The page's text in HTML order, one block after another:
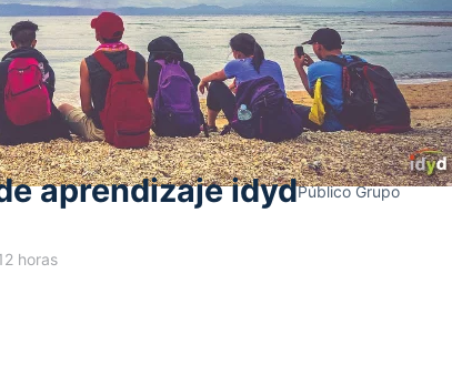
aprendizaje idydPúblico Grupo
horas